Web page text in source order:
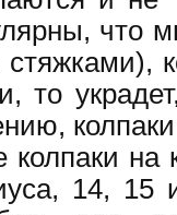
что
то
колпаки
14,